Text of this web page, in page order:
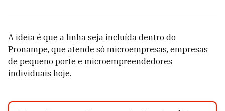
A ideia é que a linha seja incluída dentro do
Pronampe, que atende só microempresas, empresas
de pequeno porte e microempreendedores
individuais hoje.